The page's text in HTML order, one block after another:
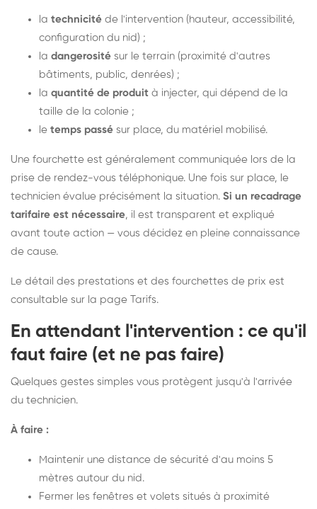
la technicité de l'intervention (hauteur, accessibilité,
configuration du nid) ;
la dangerosité sur le terrain (proximité d'autres
bâtiments, public, denrées) ;
la quantité de produit à injecter, qui dépend de la
taille de la colonie ;
le temps passé sur place, du matériel mobilisé.
Une fourchette est généralement communiquée lors de la
prise de rendez-vous téléphonique. Une fois sur place, le
technicien évalue précisément la situation. Si un recadrage
tarifaire est nécessaire, il est transparent et expliqué
avant toute action — vous décidez en pleine connaissance
de cause.
Le détail des prestations et des fourchettes de prix est
consultable sur la page Tarifs.
En attendant l'intervention : ce qu'il
faut faire (et ne pas faire)
Quelques gestes simples vous protègent jusqu'à l'arrivée
du technicien.
À faire :
Maintenir une distance de sécurité d'au moins 5
mètres autour du nid.
Fermer les fenêtres et volets situés à proximité